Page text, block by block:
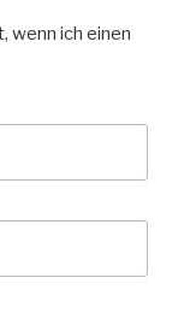
wenn ich einen